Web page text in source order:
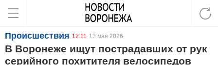
Происшествия 12:11 13 мая 2026
В Воронеже ищут пострадавших от рук
серийного похитителя велосипедов